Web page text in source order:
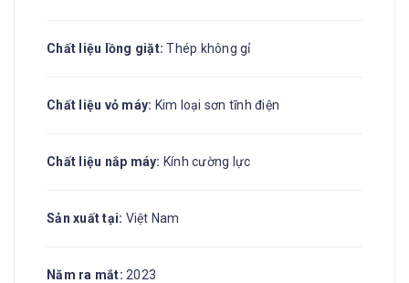
Chất liệu lồng giặt:Thép không gỉ
Chất liệu vỏ máy: Kim loại sơn tĩnh điện
Chất liệu nắp máy: Kính cường lực
Sản xuất tại: Việt Nam
Năm ra mắt: 2023